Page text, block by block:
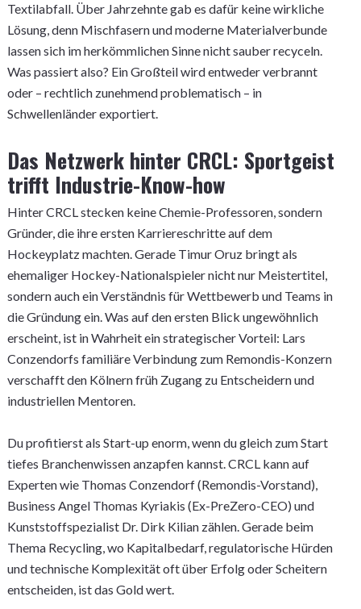
Textilabfall. Über Jahrzehnte gab es dafür keine wirkliche
Lösung, denn Mischfasern und moderne Materialverbunde
lassen sich im herkömmlichen Sinne nicht sauber recyceln.
Was passiert also? Ein Großteil wird entweder verbrannt
oder – rechtlich zunehmend problematisch – in
Schwellenländer exportiert.
Das Netzwerk hinter CRCL: Sportgeist
trifft Industrie-Know-how
Hinter CRCL stecken keine Chemie-Professoren, sondern
Gründer, die ihre ersten Karriereschritte auf dem
Hockeyplatz machten. Gerade Timur Oruz bringt als
ehemaliger Hockey-Nationalspieler nicht nur Meistertitel,
sondern auch ein Verständnis für Wettbewerb und Teams in
die Gründung ein. Was auf den ersten Blick ungewöhnlich
erscheint, ist in Wahrheit ein strategischer Vorteil: Lars
Conzendorfs familiäre Verbindung zum Remondis-Konzern
verschafft den Kölnern früh Zugang zu Entscheidern und
industriellen Mentoren.
Du profitierst als Start-up enorm, wenn du gleich zum Start
tiefes Branchenwissen anzapfen kannst. CRCL kann auf
Experten wie Thomas Conzendorf (Remondis-Vorstand),
Business Angel Thomas Kyriakis (Ex-PreZero-CEO) und
Kunststoffspezialist Dr. Dirk Kilian zählen. Gerade beim
Thema Recycling, wo Kapitalbedarf, regulatorische Hürden
und technische Komplexität oft über Erfolg oder Scheitern
entscheiden, ist das Gold wert.